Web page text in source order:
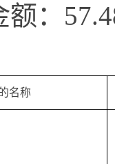
：
名称